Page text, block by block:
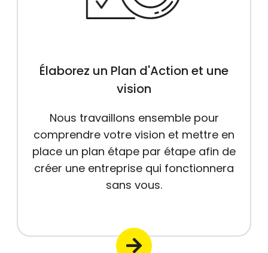
Élaborez un Plan d'Action et une
vision
Nous travaillons ensemble pour
comprendre votre vision et mettre en
place un plan étape par étape afin de
créer une entreprise qui fonctionnera
sans vous.